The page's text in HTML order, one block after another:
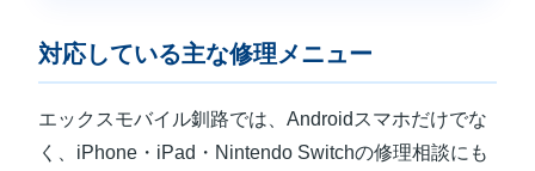
対応している主な修理メニュー
エックスモバイル釧路では、Androidスマホだけでな
く、iPhone・iPad・Nintendo Switchの修理相談にも